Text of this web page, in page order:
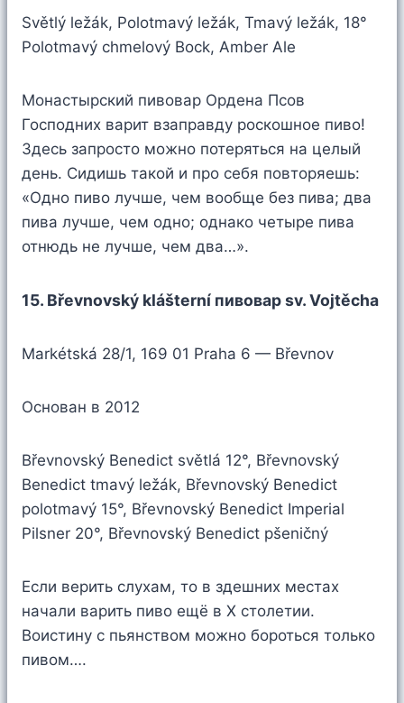
Světlý ležák, Polotmavý ležák, Tmavý ležák, 18°
Polotmavý chmelový Bock, Amber Ale
Монастырский пивовар Ордена Псов
Господних варит взаправду роскошное пиво!
Здесь запросто можно потеряться на целый
день. Сидишь такой и про себя повторяешь:
«Одно пиво лучше, чем вообще без пива; два
пива лучше, чем одно; однако четыре пива
отнюдь не лучше, чем два…».
15. Břevnovský klášterní пивовар sv. Vojtěcha
Markétská 28/1, 169 01 Praha 6 — Břevnov
Основан в 2012
Břevnovský Benedict světlá 12°, Břevnovský
Benedict tmavý ležák, Břevnovský Benedict
polotmavý 15°, Břevnovský Benedict Imperial
Pilsner 20°, Břevnovský Benedict pšeničný
Если верить слухам, то в здешних местах
начали варить пиво ещё в X столетии.
Воистину с пьянством можно бороться только
пивом….